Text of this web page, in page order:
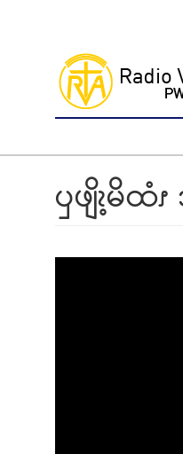
ၦဖျိၩ့မိ